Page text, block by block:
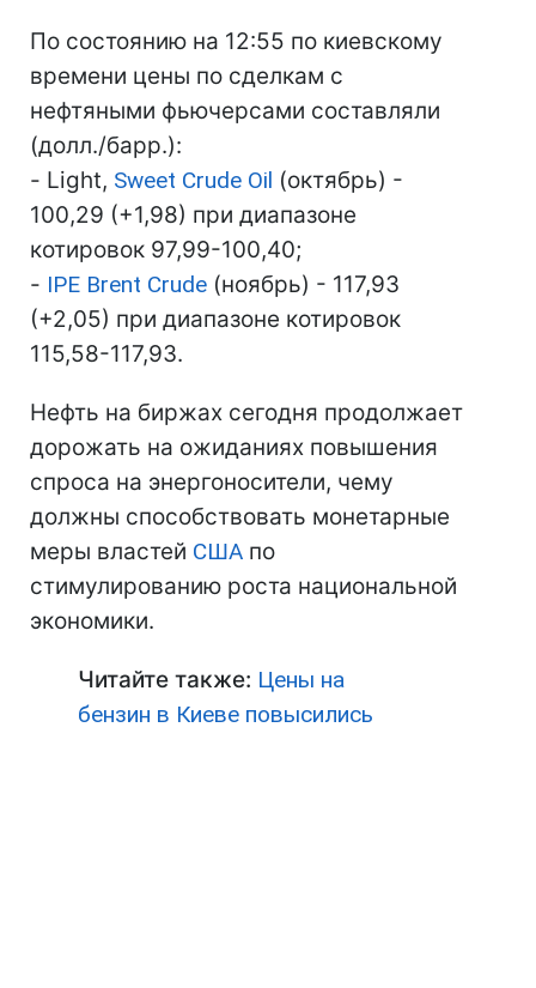
По состоянию на 12:55 по киевскому
времени цены по сделкам с
нефтяными фьючерсами составляли
(долл./барр.):
- Light, Sweet Crude Oil (октябрь) -
100,29 (+1,98) при диапазоне
котировок 97,99-100,40;
- IPE Brent Crude (ноябрь) - 117,93
(+2,05) при диапазоне котировок
115,58-117,93.
Нефть на биржах сегодня продолжает
дорожать на ожиданиях повышения
спроса на энергоносители, чему
должны способствовать монетарные
меры властей США по
стимулированию роста национальной
экономики.
Читайте также: Цены на
бензин в Киеве повысились